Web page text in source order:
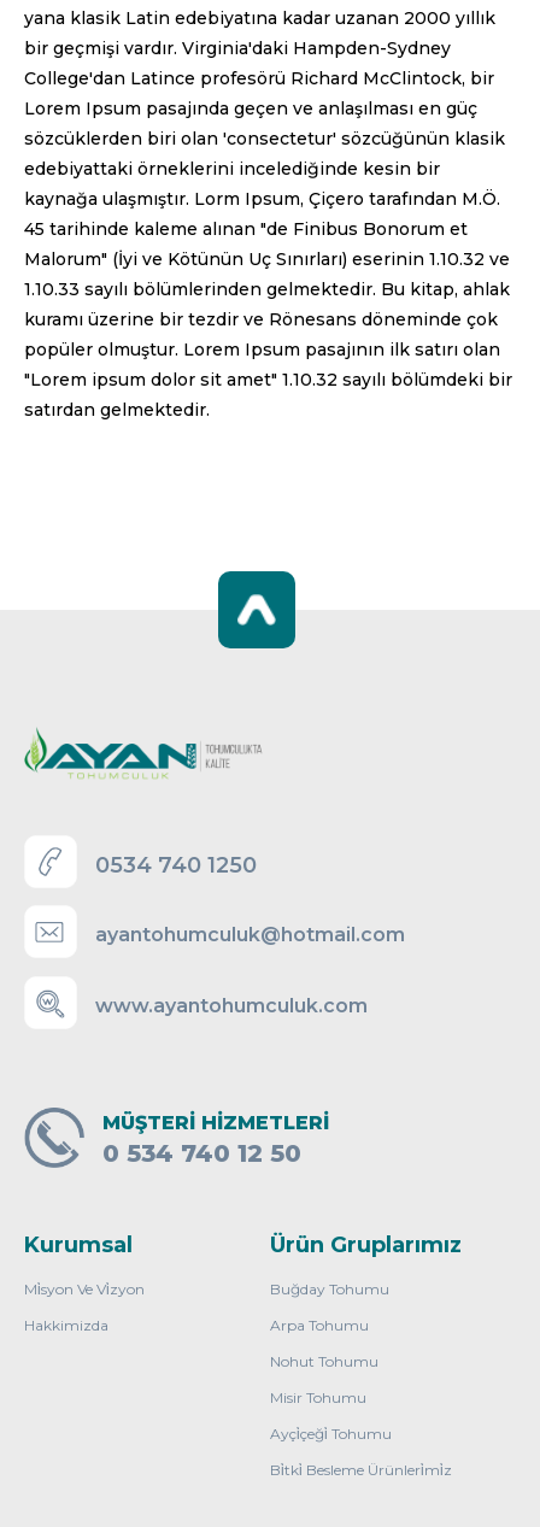
yana klasik Latin edebiyatına kadar uzanan 2000 yıllık
bir geçmişi vardır. Virginia'daki Hampden-Sydney
College'dan Latince profesörü Richard McClintock, bir
Lorem Ipsum pasajında geçen ve anlaşılması en güç
sözcüklerden biri olan 'consectetur' sözcüğünün klasik
edebiyattaki örneklerini incelediğinde kesin bir
kaynağa ulaşmıştır. Lorm Ipsum, Çiçero tarafından M.Ö.
45 tarihinde kaleme alınan "de Finibus Bonorum et
Malorum" (İyi ve Kötünün Uç Sınırları) eserinin 1.10.32 ve
1.10.33 sayılı bölümlerinden gelmektedir. Bu kitap, ahlak
kuramı üzerine bir tezdir ve Rönesans döneminde çok
popüler olmuştur. Lorem Ipsum pasajının ilk satırı olan
"Lorem ipsum dolor sit amet" 1.10.32 sayılı bölümdeki bir
satırdan gelmektedir.
0534 740 1250
ayantohumculuk@hotmail.com
www.ayantohumculuk.com
MÜŞTERİ HİZMETLERİ
0 534 740 12 50
Kurumsal
Mi̇syon Ve Vi̇zyon
Hakkimizda
Ürün Gruplarımız
Buğday Tohumu
Arpa Tohumu
Nohut Tohumu
Misir Tohumu
Ayçi̇çeği̇ Tohumu
Bi̇tki̇ Besleme Ürünleri̇mi̇z